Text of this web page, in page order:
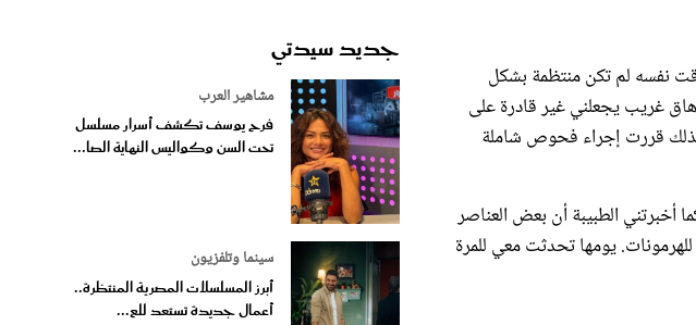
نفسه لم تكن منتظمة بشكل
غريب يجعلني غير قادرة على
لذلك قررت إجراء فحوص شاملة
أخبرتني الطبيبة أن بعض العناصر
يومها تحدثت معي للمرة
جديد سيدتي
مشاهير العرب
فرح يوسف تكشف أسرار مسلسل
تحت السن وكواليس النهاية الصا...
سينما وتلفزيون
أبرز المسلسلات المصرية المنتظرة..
أعمال جديدة تستعد للع...